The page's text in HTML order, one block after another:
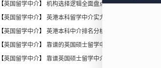
【英国留学中介】 机构选择逻辑全面盘点：高端英港本科留学
【英国留学中介】 英港本科留学中介实力盘点：申请核心优势
【英国留学中介】 英港本科中介排名分析｜横向拆解多家机构
【英国留学中介】 靠谱的英国硕士留学中介解析：机构申请核
【英国留学中介】 靠谱英国硕士留学中介分析：多家机构核心